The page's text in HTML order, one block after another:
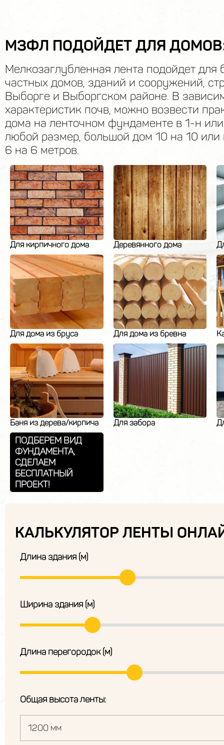
МЗФЛ ПОДОЙДЕТ ДЛЯ
Мелкозаглубленная лента подойдет для
частных домов, зданий и сооружений,
Выборге и Выборгском районе. В
характеристик почв, можно возвести
дома на ленточном фундаменте в 1-н
любой размер, большой дом 10 на 10
6 на 6 метров.
Для кирпичного дома Деревянного дома
Для дома из бруса Для дома из бревна
Баня из дерева/кирпича Для забора
ПОДБЕРЕМ ВИД
ФУНДАМЕНТА,
СДЕЛАЕМ
БЕСПЛАТНЫЙ
ПРОЕКТ!
КАЛЬКУЛЯТОР ЛЕНТЫ
Длина здания (м)
Ширина здания (м)
Длина перегородок (м)
Общая высота ленты: